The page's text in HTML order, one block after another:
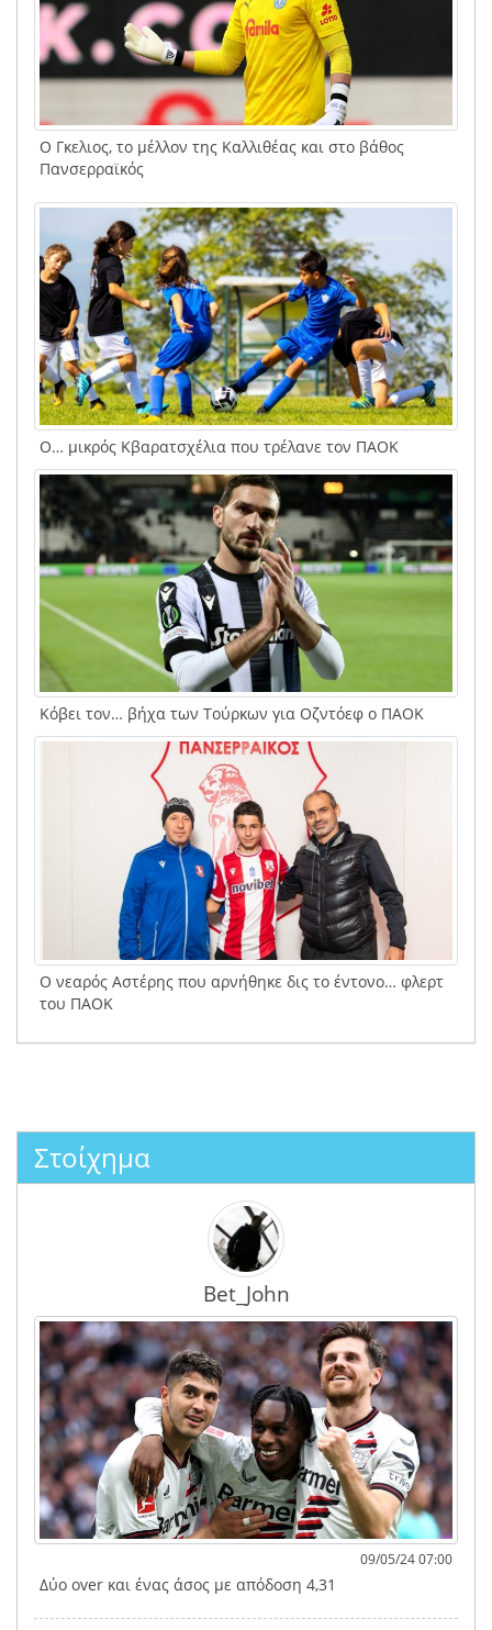
Ο Γκελιος, το μέλλον της Καλλιθέας και στο βάθος
Πανσερραϊκός
Ο… μικρός Κβαρατσχέλια που τρέλανε τον ΠΑΟΚ
Κόβει τον… βήχα των Τούρκων για Οζντόεφ ο ΠΑΟΚ
Ο νεαρός Αστέρης που αρνήθηκε δις το έντονο… φλερτ
του ΠΑΟΚ
Στοίχημα
Bet_John
09/05/24 07:00
Δύο over και ένας άσος με απόδοση 4,31